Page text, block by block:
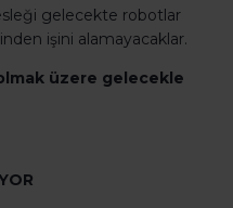
gelecekte robotlar
işini alamayacaklar.
üzere gelecekle